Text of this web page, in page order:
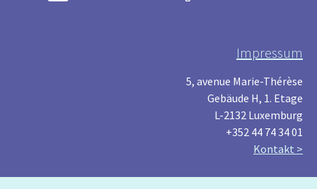
Impressum
5, avenue Marie-Thérèse
Gebäude H, 1. Etage
L-2132 Luxemburg
+352 44 74 34 01
Kontakt >